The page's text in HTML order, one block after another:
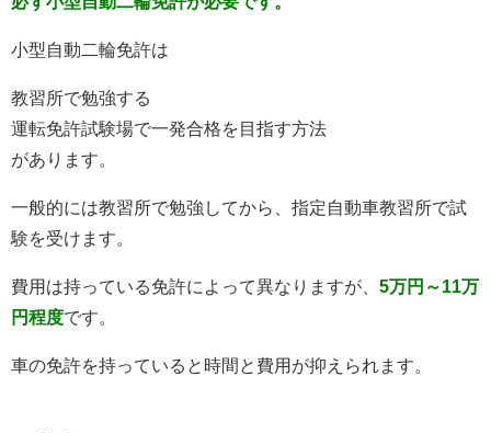
小型自動二輪免許は
教習所で勉強する
運転免許試験場で一発合格を目指す方法
があります。
一般的には教習所で勉強してから、指定自動車教習所で試
験を受けます。
費用は持っている免許によって異なりますが、 5万円～11万
円程度です。
車の免許を持っていると時間と費用が抑えられます。